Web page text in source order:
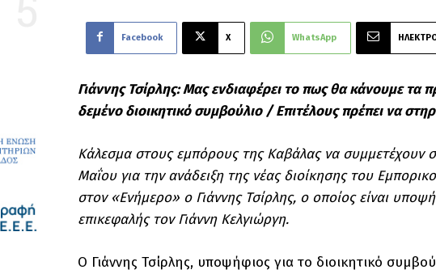
Facebook X WhatsApp
Γιάννης Τσίρλης: Μας ενδιαφέρει το πως θα κάνουμε τα
δεμένο διοικητικό συμβούλιο / Επιτέλους πρέπει να
Κάλεσμα στους εμπόρους της Καβάλας να συμμετέχουν
Μαΐου για την ανάδειξη της νέας διοίκησης του
στον «Ενήμερο» ο Γιάννης Τσίρλης, ο οποίος είναι
επικεφαλής τον Γιάννη Κελγιώργη.
Ο Γιάννης Τσίρλης, υποψήφιος για το διοικητικό